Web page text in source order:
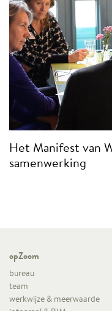
Het Manifest van
samenwerking
opZoom
bureau
team
werkwijze & meerwaarde